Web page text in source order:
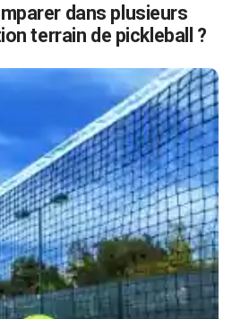
dans plusieurs
terrain de pickleball ?